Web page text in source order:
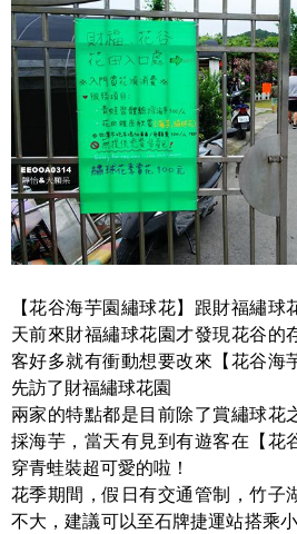
【花谷海芋園繡球花】跟財福繡
天前來財福繡球花園才發現花谷的
客好多就有衝動想要改來【花谷海
先訪了財福繡球花園
兩家的特點都是目前除了賞繡球花
採海芋，當天有見到有遊客在【花
穿青蛙裝超可愛的啦！
花季期間，假日有交通管制，竹子
不大，建議可以至石牌捷運站搭乘